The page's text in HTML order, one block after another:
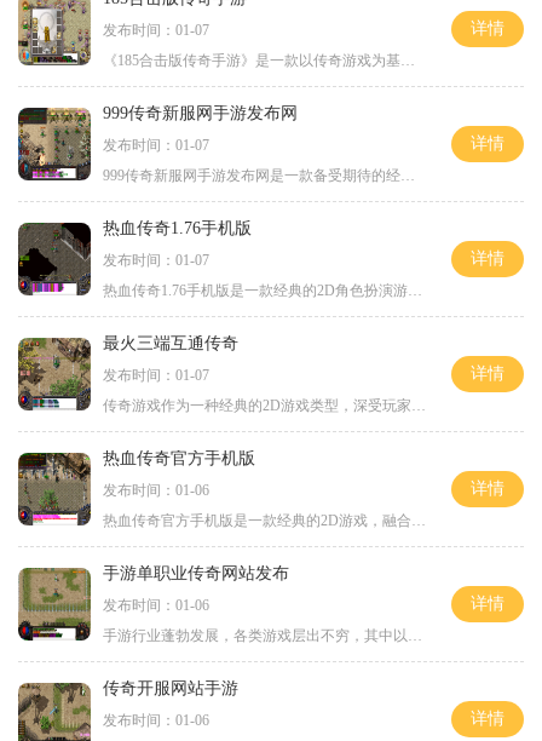
发布时间：01-07
《185合击版传奇手游》是一款以传奇游戏为基础的 2D 游戏，属于经典的角色扮演游戏。在这款游戏中，你可以和来自世界各地的玩家一起在线进行万人大战，体验激烈的战斗和精彩的互
详情
999传奇新服网手游发布网
发布时间：01-07
999传奇新服网手游发布网是一款备受期待的经典传奇手游，该游戏以其丰富的游戏玩法和精彩的剧情故事成为玩家心中的传奇。不论是老玩家还是新手玩家，都能够在这个游戏世界中找
详情
热血传奇1.76手机版
发布时间：01-07
热血传奇1.76手机版是一款经典的2D角色扮演游戏，拥有万人在线的特点，让玩家可以与其他玩家进行实时互动。它继承了传奇游戏的经典玩法，同时还新增了一些新的元素，使得游戏更
详情
最火三端互通传奇
发布时间：01-07
传奇游戏作为一种经典的2D游戏类型，深受玩家的喜爱。它以角色扮演为主要方式，并实现了万人在线，实现了玩家之间的互动。玩家可以通过发展自己的角色来挑战各种任务和敌人，同
详情
热血传奇官方手机版
发布时间：01-06
热血传奇官方手机版是一款经典的2D游戏，融合了传奇和角色扮演的元素，让玩家感受到刺激的战斗和充满策略的游戏体验。热血传奇官方手机版拥有万人在线的特点，玩家可以与其他玩
详情
手游单职业传奇网站发布
发布时间：01-06
手游行业蓬勃发展，各类游戏层出不穷，其中以传奇类游戏尤为引人注目。传奇游戏成为了游戏爱好者们的热门选择，不仅因为其经典的游戏玩法和复古的画面风格，更因为传奇游戏中
详情
传奇开服网站手游
发布时间：01-06
详情